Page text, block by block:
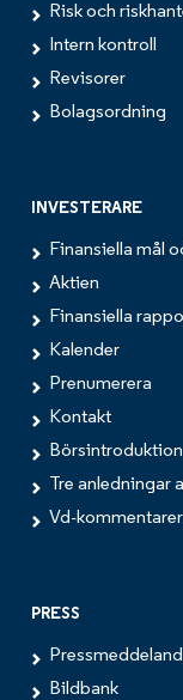
Risk och
Intern kontroll
Revisorer
Bolagsordning
INVESTERARE
Finansiella mål
Aktien
Finansiella
Kalender
Prenumerera
Kontakt
Börsintroduktion
Tre anledningar
Vd-
PRESS
Bildbank